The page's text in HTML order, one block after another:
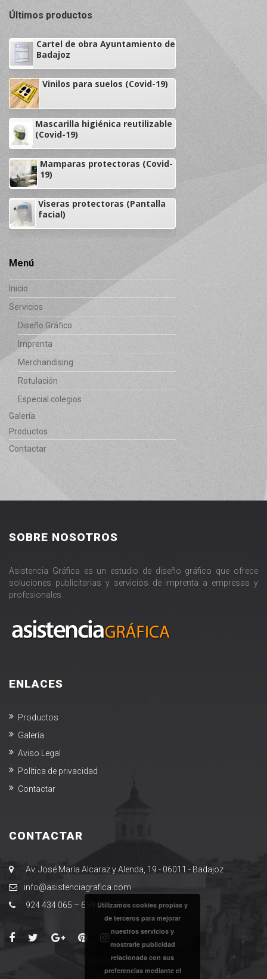
Últimos productos
Cartel de obra Ayuntamiento de
Badajoz
Vinilos para suelos (Covid-19)
Mascarilla higiénica reutilizable
(Covid-19)
Mamparas protectoras (Covid-
19)
Viseras protectoras (Pantalla
facial)
Menú
Inicio
Servicios
Diseño Gráfico
Imprenta
Merchandising
Rotulación
Especial colegios
Galería
Productos
Contactar
SOBRE NOSOTROS
Asistencia Gráfica es un estudio de diseño gráfico que ofrece
soluciones publicitarias y servicios de imprenta a empresas y
profesionales.
ENLACES
Productos
Galería
Aviso Legal
Política de privacidad
Contactar
CONTACTAR
Av. José María Alcaraz y Alenda, 19 - 06011 - Badajoz
​info@asistenciagrafica.com​
924 434 065 – 659 021 329​Utilizamos cookies propias y
de terceros para mejorar
nuestros servicios y
mostrarle publicidad
relacionada con sus
preferencias mediante el